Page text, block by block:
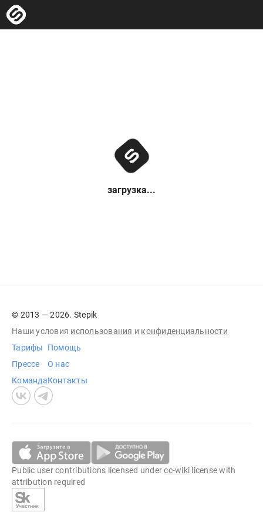
загрузка...
© 2013 — 2026. Stepik
Наши условия использования и конфиденциальности
Тарифы
Прессе
Команда
Помощь
О нас
Контакты
Public user contributions licensed undercc-wiki license with
attribution required